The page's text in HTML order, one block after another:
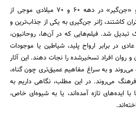
از زمانی که «بچه رزمری» و «جن‌گیر» در دهه ۶۰ و ۷۰ میلادی موجی از
کاشتند، ژانر جن‌گیری به یکی از جذاب‌ترین و
تبدیل شد. فیلم‌هایی که در آن‌ها، روحانیون،
در برابر ارواح پلید، شیاطین یا موجودات
و روان افراد تسخیرشده را نجات دهند. این آثار
می‌روند و به سراغ مفاهیم عمیق‌تری چون گناه،
می‌روند. در این مطلب، نگاهی داریم به
با ایده‌های تازه آمده‌اند، یا به شیوه‌ای خاص،